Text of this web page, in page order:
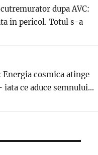
dupa AVC:
in pericol. Totul s-a
cosmica atinge
ce aduce semnului...